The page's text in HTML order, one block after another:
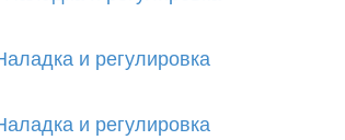
и регулировка
и регулировка